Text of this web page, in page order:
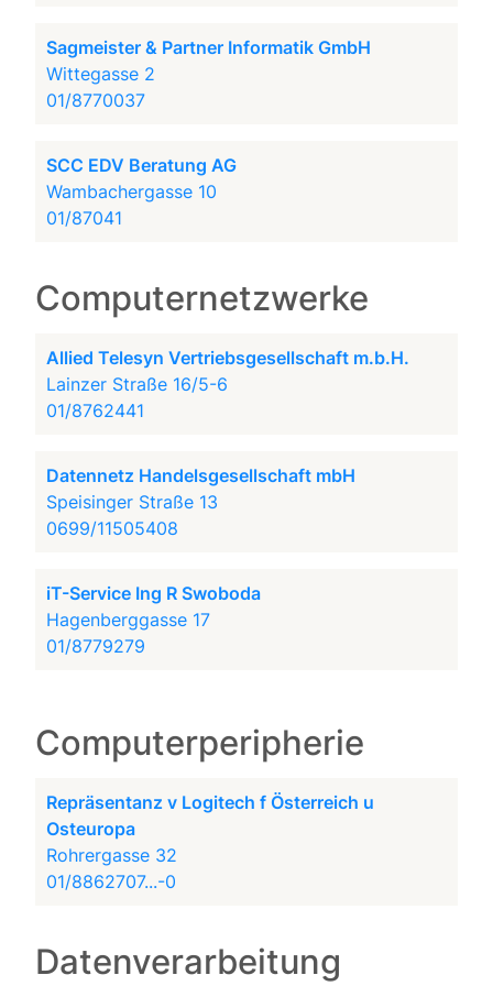
Sagmeister & Partner Informatik GmbH
Wittegasse 2
01/8770037
SCC EDV Beratung AG
Wambachergasse 10
01/87041
Computernetzwerke
Allied Telesyn Vertriebsgesellschaft m.b.H.
Lainzer Straße 16/5-6
01/8762441
Datennetz Handelsgesellschaft mbH
Speisinger Straße 13
0699/11505408
iT-Service Ing R Swoboda
Hagenberggasse 17
01/8779279
Computerperipherie
Repräsentanz v Logitech f Österreich u
Osteuropa
Rohrergasse 32
01/8862707...-0
Datenverarbeitung